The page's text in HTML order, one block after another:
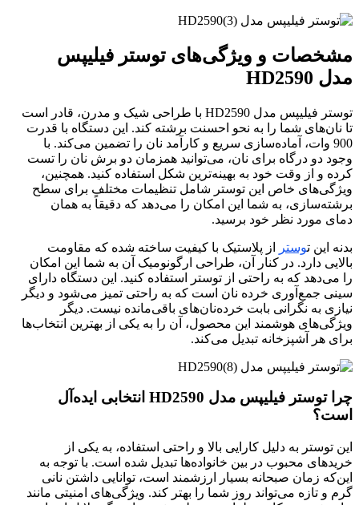
مشخصات و ویژگی‌های توستر فیلیپس
مدل HD2590
توستر فیلیپس مدل HD2590 با طراحی شیک و مدرن، قادر است
تا نان‌های شما را به نحو احسنت برشته کند. این دستگاه با قدرت
900 وات، آماده‌سازی سریع و کارآمد نان را تضمین می‌کند. با
وجود دو درگاه برای نان، می‌توانید همزمان دو برش نان را تست
کرده و از وقت خود به بهینه‌ترین شکل استفاده کنید. همچنین،
ویژگی‌های خاص این توستر شامل تنظیمات مختلف برای سطح
برشته‌‏سازی، به شما این امکان را می‌دهد که دقیقاً به همان
دمای مورد نظر خود برسید.
بدنه این توستر
از پلاستیک با کیفیت ساخته شده‌ که مقاومت
بالایی دارد. در کنار آن، طراحی ارگونومیک آن به شما این امکان
را می‌دهد که به راحتی از توستر استفاده کنید. این دستگاه دارای
سینی جمع‌آوری خرده نان است که به راحتی تمیز می‌شود و دیگر
نیازی به نگرانی بابت خرده‌نان‌های باقی‌مانده نیست. دیگر
ویژگی‌های هوشمند این محصول، آن را به یکی از بهترین انتخاب‌ها
برای هر آشپزخانه تبدیل می‌کند.
چرا توستر فیلیپس مدل HD2590 انتخابی ایده‌آل
است؟
این توستر به دلیل کارایی بالا و راحتی استفاده، به یکی از
خریدهای محبوب در بین خانواده‌ها تبدیل شده است. با توجه به
این‌که زمان صبحانه بسیار ارزشمند است، توانایی داشتن نانی
گرم و تازه می‌تواند روز شما را بهتر کند. ویژگی‌های امنیتی مانند